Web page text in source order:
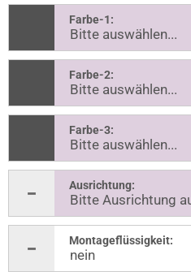
Farbe-1:
Farbe-2:
Farbe-3:
Ausrichtung:
Montageflüssigkeit: